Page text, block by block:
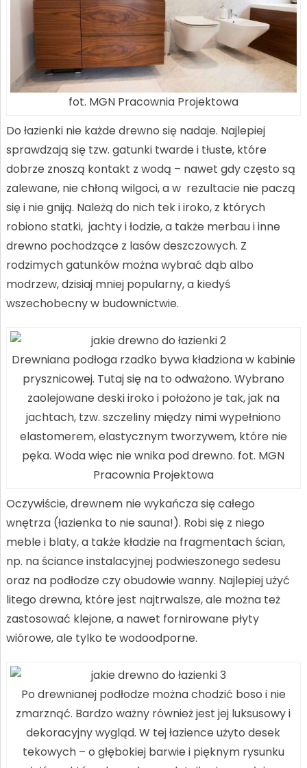
fot. MGN Pracownia Projektowa
Do łazienki nie każde drewno się nadaje. Najlepiej
sprawdzają się tzw. gatunki twarde i tłuste, które
dobrze znoszą kontakt z wodą – nawet gdy często są
zalewane, nie chłoną wilgoci, a w rezultacie nie paczą
się i nie gniją. Należą do nich tek i iroko, z których
robiono statki, jachty i łodzie, a także merbau i inne
drewno pochodzące z lasów deszczowych. Z
rodzimych gatunków można wybrać dąb albo
modrzew, dzisiaj mniej popularny, a kiedyś
wszechobecny w budownictwie.
Drewniana podłoga rzadko bywa kładziona w kabinie
prysznicowej. Tutaj się na to odważono. Wybrano
zaolejowane deski iroko i położono je tak, jak na
jachtach, tzw. szczeliny między nimi wypełniono
elastomerem, elastycznym tworzywem, które nie
pęka. Woda więc nie wnika pod drewno. fot. MGN
Pracownia Projektowa
Oczywiście, drewnem nie wykańcza się całego
wnętrza (łazienka to nie sauna!). Robi się z niego
meble i blaty, a także kładzie na fragmentach ścian,
np. na ściance instalacyjnej podwieszonego sedesu
oraz na podłodze czy obudowie wanny. Najlepiej użyć
litego drewna, które jest najtrwalsze, ale można też
zastosować klejone, a nawet fornirowane płyty
wiórowe, ale tylko te wodoodporne.
Po drewnianej podłodze można chodzić boso i nie
zmarznąć. Bardzo ważny również jest jej luksusowy i
dekoracyjny wygląd. W tej łazience użyto desek
tekowych – o głębokiej barwie i pięknym rysunku